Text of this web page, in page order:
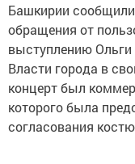
Башкирии
обращения от
выступлению Ольги
Власти города в
концерт был
которого была
согласования